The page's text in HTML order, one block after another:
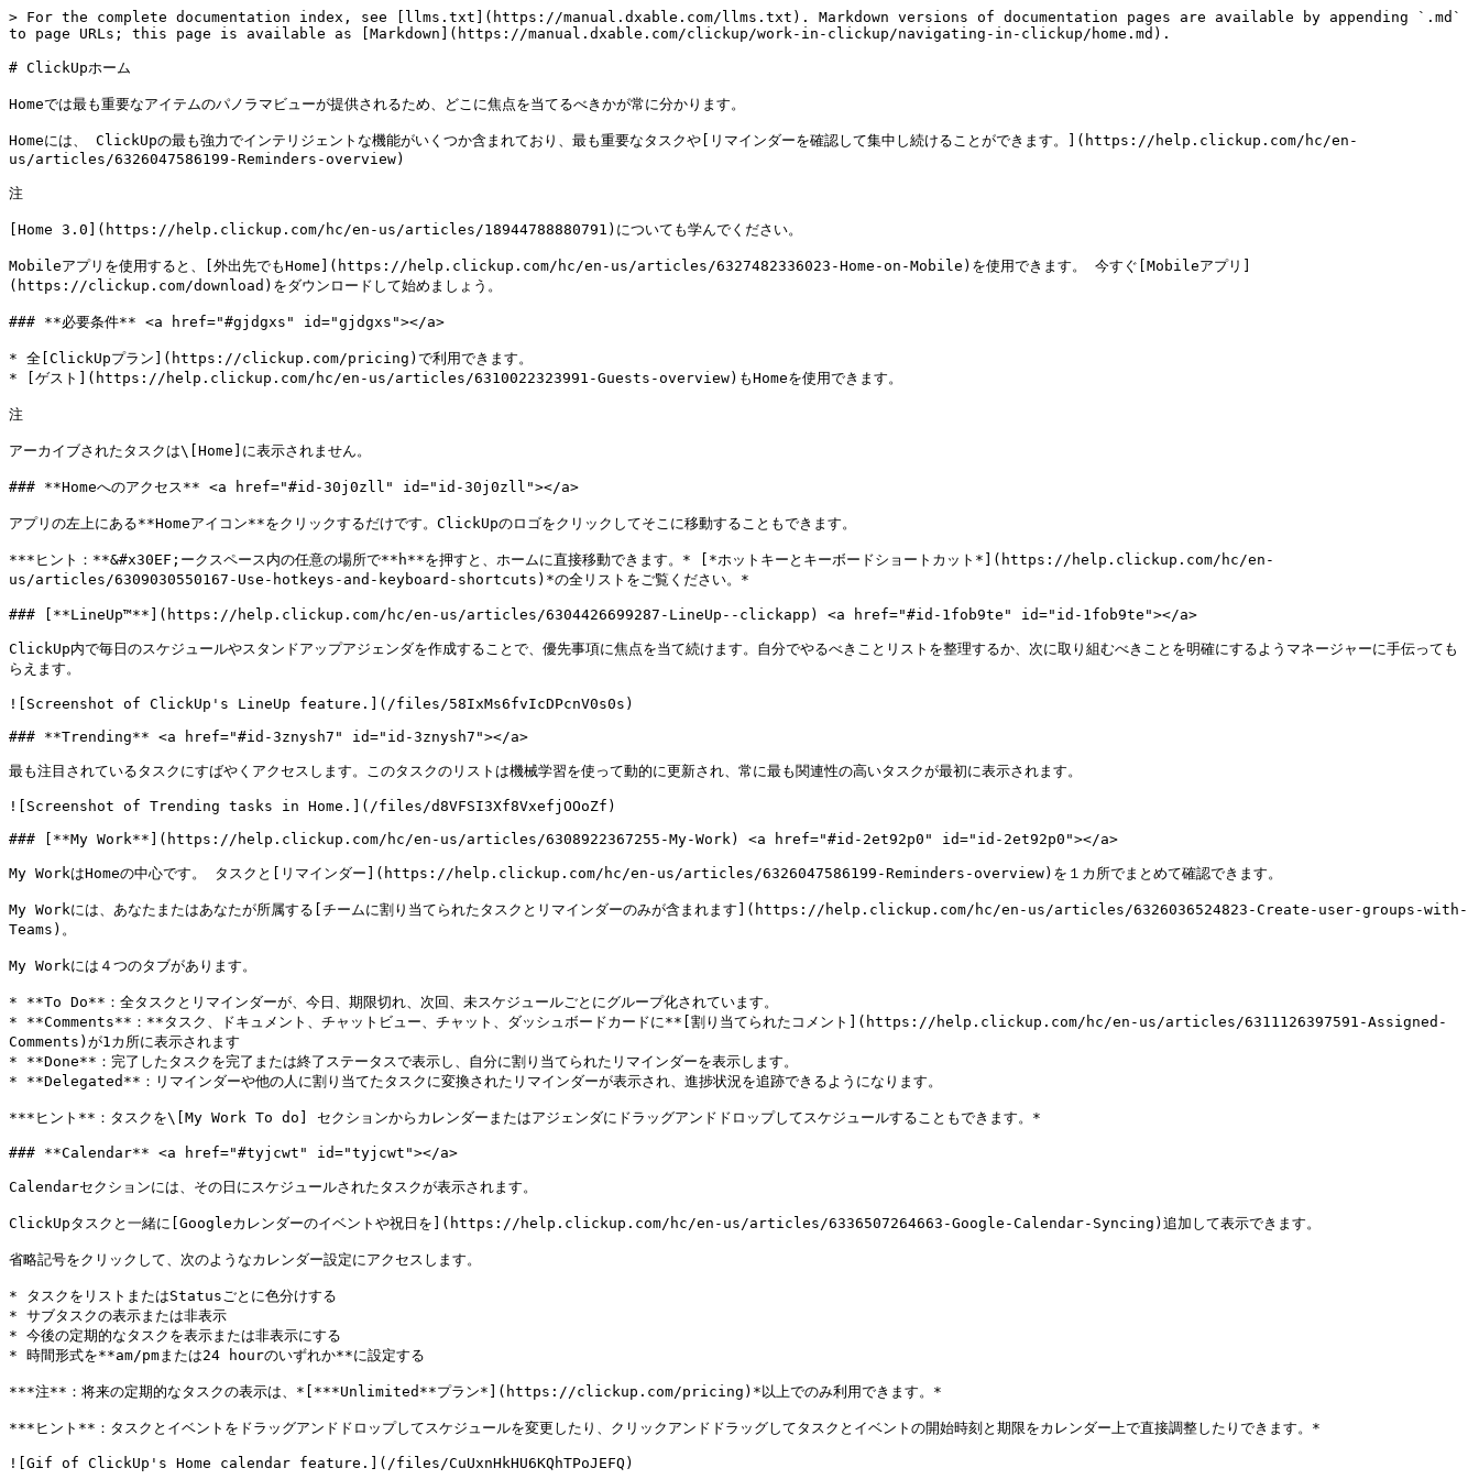
> For the complete documentation index, see [llms.txt](https://manual.dxable.com/llms.txt). Markdown versions of documentation pages are available by appending `.md`
to page URLs; this page is available as [Markdown](https://manual.dxable.com/clickup/work-in-clickup/navigating-in-clickup/home.md).
# ClickUpホーム
Homeでは最も重要なアイテムのパノラマビューが提供されるため、どこに焦点を当てるべきかが常に分かります。
Homeには、 ClickUpの最も強力でインテリジェントな機能がいくつか含まれており、最も重要なタスクや[リマインダーを確認して集中し続けることができます。](https://help.clickup.com/hc/en-
us/articles/6326047586199-Reminders-overview)
注
[Home 3.0](https://help.clickup.com/hc/en-us/articles/18944788880791)についても学んでください。
Mobileアプリを使用すると、[外出先でもHome](https://help.clickup.com/hc/en-us/articles/6327482336023-Home-on-Mobile)を使用できます。 今すぐ[Mobileアプリ]
(https://clickup.com/download)をダウンロードして始めましょう。
### **必要条件** <a href="#gjdgxs" id="gjdgxs"></a>
* 全[ClickUpプラン](https://clickup.com/pricing)で利用できます。
* [ゲスト](https://help.clickup.com/hc/en-us/articles/6310022323991-Guests-overview)もHomeを使用できます。
注
アーカイブされたタスクは\[Home]に表示されません。
### **Homeへのアクセス** <a href="#id-30j0zll" id="id-30j0zll"></a>
アプリの左上にある**Homeアイコン**をクリックするだけです。ClickUpのロゴをクリックしてそこに移動することもできます。
***ヒント：**&#x30EF;ークスペース内の任意の場所で**h**を押すと、ホームに直接移動できます。* [*ホットキーとキーボードショートカット*](https://help.clickup.com/hc/en-
us/articles/6309030550167-Use-hotkeys-and-keyboard-shortcuts)*の全リストをご覧ください。*
### [**LineUp™️**](https://help.clickup.com/hc/en-us/articles/6304426699287-LineUp--clickapp) <a href="#id-1fob9te" id="id-1fob9te"></a>
ClickUp内で毎日のスケジュールやスタンドアップアジェンダを作成することで、優先事項に焦点を当て続けます。自分でやるべきことリストを整理するか、次に取り組むべきことを明確にするようマネージャーに手伝っても
らえます。
![Screenshot of ClickUp's LineUp feature.](/files/58IxMs6fvIcDPcnV0s0s)
### **Trending** <a href="#id-3znysh7" id="id-3znysh7"></a>
最も注目されているタスクにすばやくアクセスします。このタスクのリストは機械学習を使って動的に更新され、常に最も関連性の高いタスクが最初に表示されます。
![Screenshot of Trending tasks in Home.](/files/d8VFSI3Xf8VxefjOOoZf)
### [**My Work**](https://help.clickup.com/hc/en-us/articles/6308922367255-My-Work) <a href="#id-2et92p0" id="id-2et92p0"></a>
My WorkはHomeの中心です。 タスクと[リマインダー](https://help.clickup.com/hc/en-us/articles/6326047586199-Reminders-overview)を１カ所でまとめて確認できます。
My Workには、あなたまたはあなたが所属する[チームに割り当てられたタスクとリマインダーのみが含まれます](https://help.clickup.com/hc/en-us/articles/6326036524823-Create-user-groups-with-
Teams)。
My Workには４つのタブがあります。
* **To Do**：全タスクとリマインダーが、今日、期限切れ、次回、未スケジュールごとにグループ化されています。
* **Comments**：**タスク、ドキュメント、チャットビュー、チャット、ダッシュボードカードに**[割り当てられたコメント](https://help.clickup.com/hc/en-us/articles/6311126397591-Assigned-
Comments)が1カ所に表示されます
* **Done**：完了したタスクを完了または終了ステータスで表示し、自分に割り当てられたリマインダーを表示します。
* **Delegated**：リマインダーや他の人に割り当てたタスクに変換されたリマインダーが表示され、進捗状況を追跡できるようになります。
***ヒント**：タスクを\[My Work To do] セクションからカレンダーまたはアジェンダにドラッグアンドドロップしてスケジュールすることもできます。*
### **Calendar** <a href="#tyjcwt" id="tyjcwt"></a>
Calendarセクションには、その日にスケジュールされたタスクが表示されます。
ClickUpタスクと一緒に[Googleカレンダーのイベントや祝日を](https://help.clickup.com/hc/en-us/articles/6336507264663-Google-Calendar-Syncing)追加して表示できます。
省略記号をクリックして、次のようなカレンダー設定にアクセスします。
* タスクをリストまたはStatusごとに色分けする
* サブタスクの表示または非表示
* 今後の定期的なタスクを表示または非表示にする
* 時間形式を**am/pmまたは24 hourのいずれか**に設定する
***注**：将来の定期的なタスクの表示は、*[***Unlimited**プラン*](https://clickup.com/pricing)*以上でのみ利用できます。*
***ヒント**：タスクとイベントをドラッグアンドドロップしてスケジュールを変更したり、クリックアンドドラッグしてタスクとイベントの開始時刻と期限をカレンダー上で直接調整したりできます。*
![Gif of ClickUp's Home calendar feature.](/files/CuUxnHkHU6KQhTPoJEFQ)